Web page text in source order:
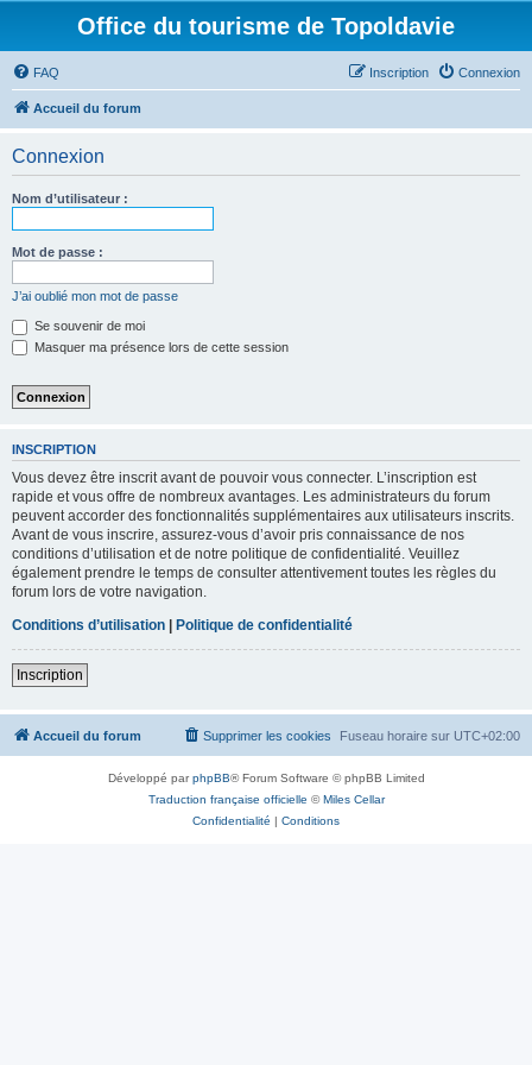
Office du tourisme de Topoldavie
FAQ Connexion
Inscription
Accueil du forum
Connexion
Nom d’utilisateur :
Mot de passe :
J’ai oublié mon mot de passe
Se souvenir de moi
Masquer ma présence lors de cette session
INSCRIPTION
Vous devez être inscrit avant de pouvoir vous connecter. L’inscription est
rapide et vous offre de nombreux avantages. Les administrateurs du forum
peuvent accorder des fonctionnalités supplémentaires aux utilisateurs inscrits.
Avant de vous inscrire, assurez-vous d’avoir pris connaissance de nos
conditions d’utilisation et de notre politique de confidentialité. Veuillez
également prendre le temps de consulter attentivement toutes les règles du
forum lors de votre navigation.
Conditions d’utilisation | Politique de confidentialité
Inscription
Accueil du forum Fuseau horaire sur UTC+02:00
Supprimer les cookies
Développé parphpBB® Forum Software © phpBB Limited
Traduction française officielle ©Miles Cellar
Confidentialité | Conditions